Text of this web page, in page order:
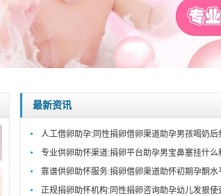
最新资讯
人工借卵助孕:同性捐卵借卵渠道助孕男孩喝奶后
专业供卵助怀渠道:捐卵平台助孕男宝鼻塞挂什么
靠谱供卵助怀服务:捐卵借卵渠道助怀初期孕酮水
正规捐卵助怀机构:同性捐卵咨询助孕幼儿发狠使